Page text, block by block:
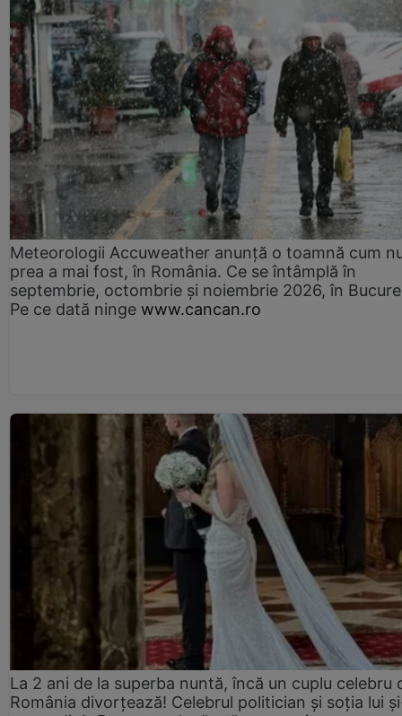
Meteorologii Accuweather anunță o toamnă cum
prea a mai fost, în România. Ce se întâmplă în
septembrie, octombrie și noiembrie 2026, în
Pe ce dată ninge www.cancan.ro
La 2 ani de la superba nuntă, încă un cuplu celebru
România divorțează! Celebrul politician și soția lui